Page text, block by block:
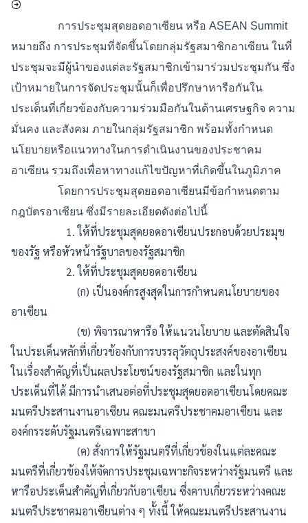
การประชุมสุดยอดอาเซียน หรือ ASEAN Summit
หมายถึง การประชุมที่จัดขึ้นโดยกลุ่มรัฐสมาชิกอาเซียน ในที่
ประชุมจะมีผู้นำของแต่ละรัฐสมาชิกเข้ามาร่วมประชุมกัน ซึ่ง
เป้าหมายในการจัดประชุมนั้นก็เพื่อปรึกษาหารือกันใน
ประเด็นที่เกี่ยวข้องกับความร่วมมือกันในด้านเศรษฐกิจ ความ
มั่นคง และสังคม ภายในกลุ่มรัฐสมาชิก พร้อมทั้งกำหนด
นโยบายหรือแนวทางในการดำเนินงานของประชาคม
อาเซียน รวมถึงเพื่อหาทางแก้ไขปัญหาที่เกิดขึ้นในภูมิภาค
โดยการประชุมสุดยอดอาเซียนมีข้อกำหนดตาม
กฎบัตรอาเซียน ซึ่งมีรายละเอียดดังต่อไปนี้
1. ให้ที่ประชุมสุดยอดอาเซียนประกอบด้วยประมุข
ของรัฐ หรือหัวหน้ารัฐบาลของรัฐสมาชิก
2. ให้ที่ประชุมสุดยอดอาเซียน
(ก) เป็นองค์กรสูงสุดในการกำหนดนโยบายของ
อาเซียน
(ข) พิจารณาหารือ ให้แนวนโยบาย และตัดสินใจ
ในประเด็นหลักที่เกี่ยวข้องกับการบรรลุวัตถุประสงค์ของอาเซียน
ในเรื่องสำคัญที่เป็นผลประโยชน์ของรัฐสมาชิก และในทุก
ประเด็นที่ได้ มีการนำเสนอต่อที่ประชุมสุดยอดอาเซียนโดยคณะ
มนตรีประสานงานอาเซียน คณะมนตรีประชาคมอาเซียน และ
องค์กรระดับรัฐมนตรีเฉพาะสาขา
(ค) สั่งการให้รัฐมนตรีที่เกี่ยวข้องในแต่ละคณะ
มนตรีที่เกี่ยวข้องให้จัดการประชุมเฉพาะกิจระหว่างรัฐมนตรี และ
หารือประเด็นสำคัญที่เกี่ยวกับอาเซียน ซึ่งคาบเกี่ยวระหว่างคณะ
มนตรีประชาคมอาเซียนต่าง ๆ ทั้งนี้ ให้คณะมนตรีประสานงาน
สมัครสมาชิก
การสมัครสมาชิกเรียบร้อยแล้ว
บันทึกสำเร็จ
การบันทึกของคุณเรียบร้อยเเล้ว